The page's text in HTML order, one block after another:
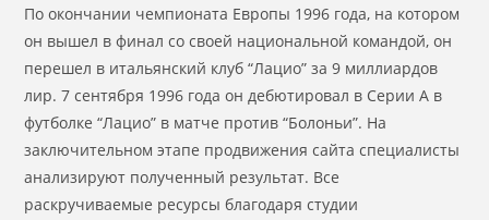
По окончании чемпионата Европы 1996 года, на котором
он вышел в финал со своей национальной командой, он
перешел в итальянский клуб “Лацио” за 9 миллиардов
лир. 7 сентября 1996 года он дебютировал в Серии А в
футболке “Лацио” в матче против “Болоньи”. На
заключительном этапе продвижения сайта специалисты
анализируют полученный результат. Все
раскручиваемые ресурсы благодаря студии